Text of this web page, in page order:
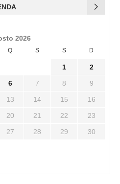
2026
Q S S D
1 2
6 7 8 9
13 14 15 16
20 21 22 23
27 28 29 30